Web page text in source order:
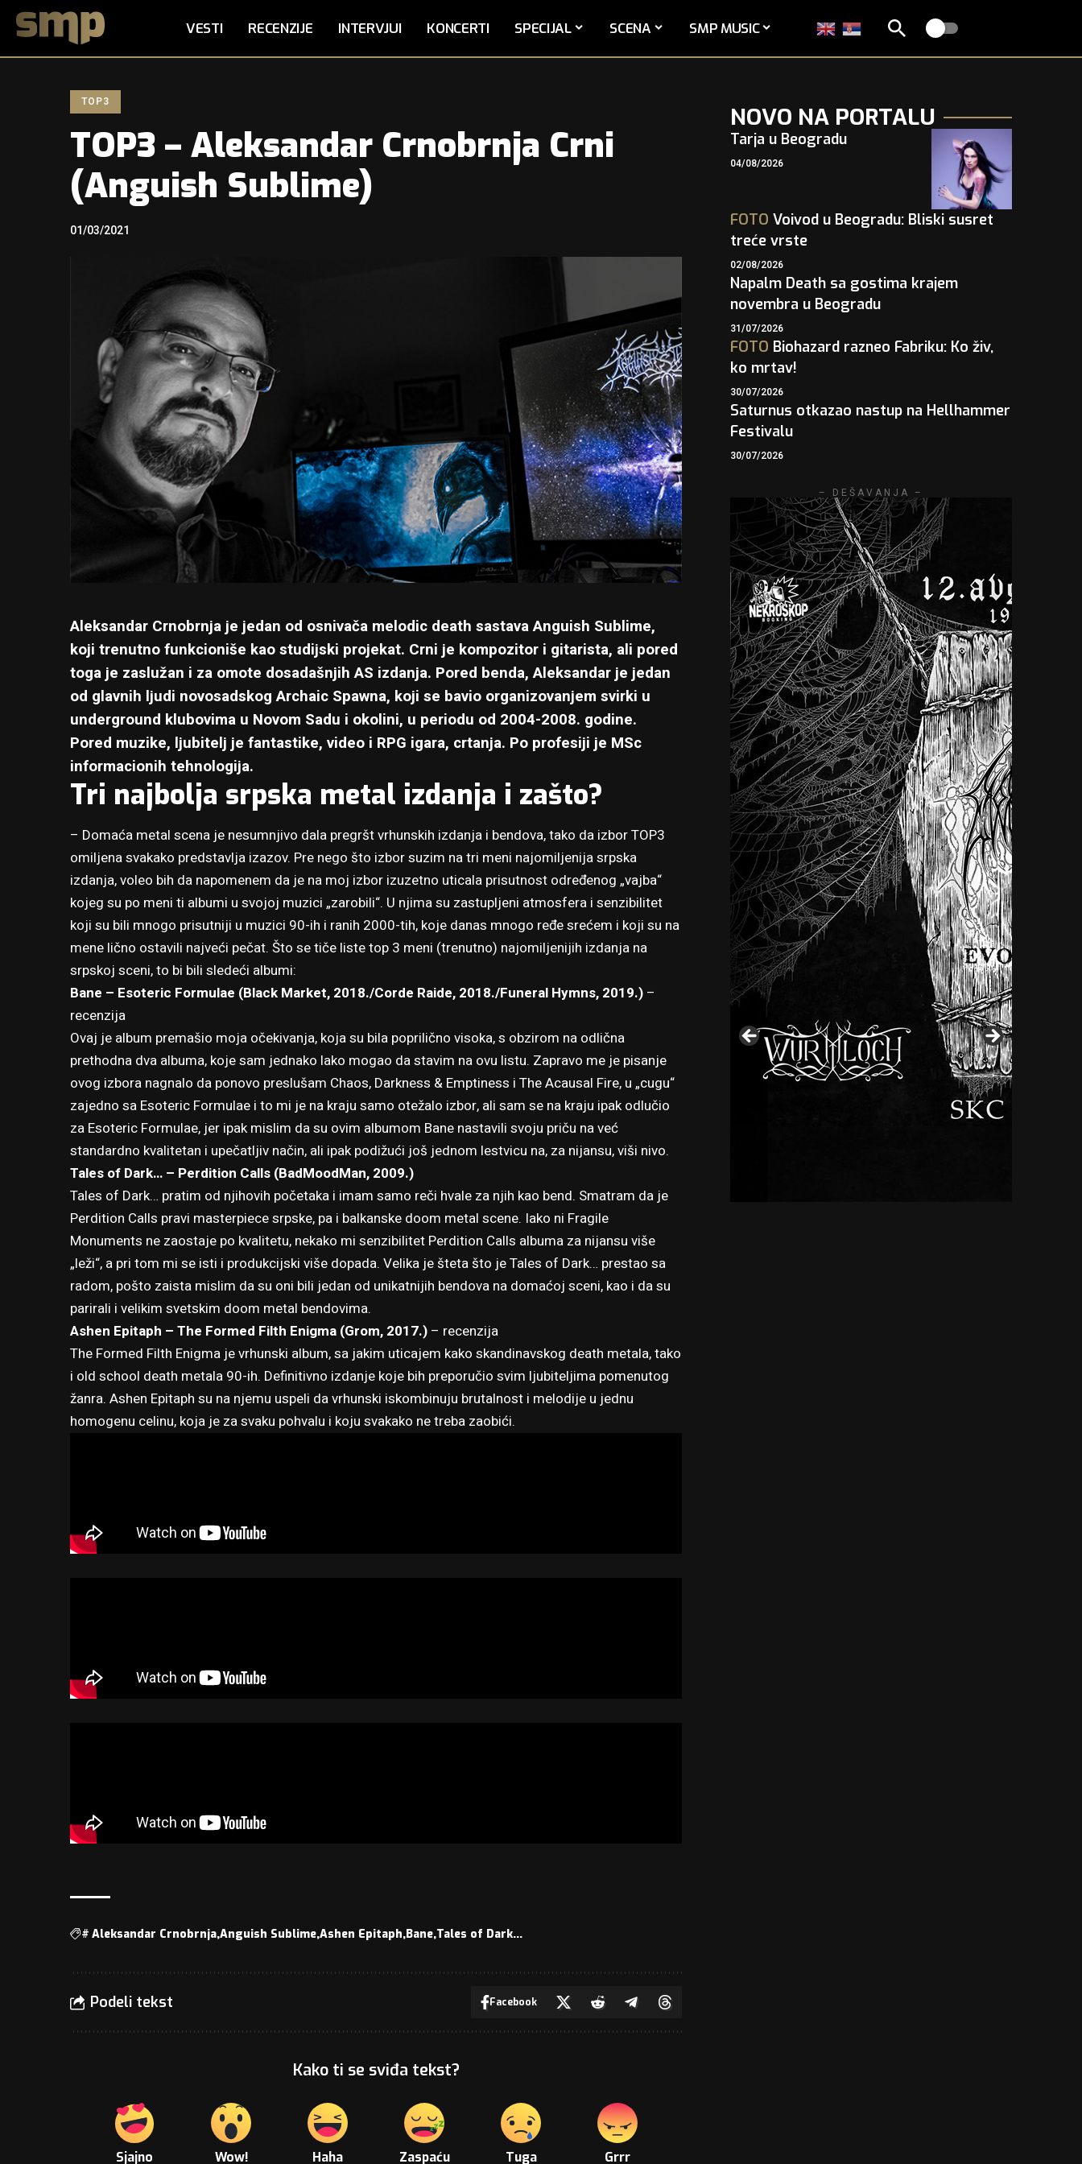
VESTI RECENZIJE INTERVJUI KONCERTI SPECIJAL SCENA SMP MUSIC
TOP3
TOP3 – Aleksandar Crnobrnja Crni
(Anguish Sublime)
01/03/2021
Aleksandar Crnobrnja je jedan od osnivača melodic death sastava Anguish Sublime,
koji trenutno funkcioniše kao studijski projekat. Crni je kompozitor i gitarista, ali pored
toga je zaslužan i za omote dosadašnjih AS izdanja. Pored benda, Aleksandar je jedan
od glavnih ljudi novosadskog Archaic Spawna, koji se bavio organizovanjem svirki u
underground klubovima u Novom Sadu i okolini, u periodu od 2004-2008. godine.
Pored muzike, ljubitelj je fantastike, video i RPG igara, crtanja. Po profesiji je MSc
informacionih tehnologija.
Tri najbolja srpska metal izdanja i zašto?
– Domaća metal scena je nesumnjivo dala pregršt vrhunskih izdanja i bendova, tako da izbor TOP3
omiljena svakako predstavlja izazov. Pre nego što izbor suzim na tri meni najomiljenija srpska
izdanja, voleo bih da napomenem da je na moj izbor izuzetno uticala prisutnost određenog „vajba“
kojeg su po meni ti albumi u svojoj muzici „zarobili“. U njima su zastupljeni atmosfera i senzibilitet
koji su bili mnogo prisutniji u muzici 90-ih i ranih 2000-tih, koje danas mnogo ređe srećem i koji su na
mene lično ostavili najveći pečat. Što se tiče liste top 3 meni (trenutno) najomiljenijih izdanja na
srpskoj sceni, to bi bili sledeći albumi:
Bane – Esoteric Formulae (Black Market, 2018./Corde Raide, 2018./Funeral Hymns, 2019.) –
recenzija
Ovaj je album premašio moja očekivanja, koja su bila poprilično visoka, s obzirom na odlična
prethodna dva albuma, koje sam jednako lako mogao da stavim na ovu listu. Zapravo me je pisanje
ovog izbora nagnalo da ponovo preslušam Chaos, Darkness & Emptiness i The Acausal Fire, u „cugu“
zajedno sa Esoteric Formulae i to mi je na kraju samo otežalo izbor, ali sam se na kraju ipak odlučio
za Esoteric Formulae, jer ipak mislim da su ovim albumom Bane nastavili svoju priču na već
standardno kvalitetan i upečatljiv način, ali ipak podižući još jednom lestvicu na, za nijansu, viši nivo.
Tales of Dark… – Perdition Calls (BadMoodMan, 2009.)
Tales of Dark… pratim od njihovih početaka i imam samo reči hvale za njih kao bend. Smatram da je
Perdition Calls pravi masterpiece srpske, pa i balkanske doom metal scene. Iako ni Fragile
Monuments ne zaostaje po kvalitetu, nekako mi senzibilitet Perdition Calls albuma za nijansu više
„leži“, a pri tom mi se isti i produkcijski više dopada. Velika je šteta što je Tales of Dark… prestao sa
radom, pošto zaista mislim da su oni bili jedan od unikatnijih bendova na domaćoj sceni, kao i da su
parirali i velikim svetskim doom metal bendovima.
Ashen Epitaph – The Formed Filth Enigma (Grom, 2017.) – recenzija
The Formed Filth Enigma je vrhunski album, sa jakim uticajem kako skandinavskog death metala, tako
i old school death metala 90-ih. Definitivno izdanje koje bih preporučio svim ljubiteljima pomenutog
žanra. Ashen Epitaph su na njemu uspeli da vrhunski iskombinuju brutalnost i melodije u jednu
homogenu celinu, koja je za svaku pohvalu i koju svakako ne treba zaobići.
# Aleksandar Crnobrnja Anguish Sublime Ashen Epitaph Bane Tales of Dark...
Podeli tekst Facebook
Kako ti se sviđa tekst?
Sjajno Wow! Haha Zaspaću Tuga Grrr
NOVO NA PORTALU
Tarja u Beogradu
04/08/2026
FOTO Voivod u Beogradu: Bliski susret
treće vrste
02/08/2026
Napalm Death sa gostima krajem
novembra u Beogradu
31/07/2026
FOTO Biohazard razneo Fabriku: Ko živ,
ko mrtav!
30/07/2026
Saturnus otkazao nastup na Hellhammer
Festivalu
30/07/2026
– DEŠAVANJA –